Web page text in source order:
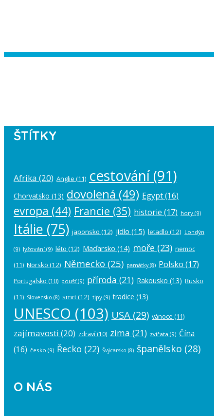
ŠTÍTKY
Afrika (20) Anglie (11) cestování(91)
Chorvatsko (13) dovolená (49) Egypt(16)
evropa (44) Francie (35) historie (17) hory (9)
Itálie (75) japonsko (12) jídlo (15) letadlo (12) Londýn
(9) lyžování (9) léto (12) Maďarsko (14) moře (23) nemoc
(11) Norsko (12) Německo (25) památky(8) Polsko (17)
Portugalsko (10) poušť(9) příroda (21) Rakousko (13) Rusko
(11) Slovensko (8) smrt(12) tipy (9) tradice (13)
UNESCO (103) USA (29) vánoce (11)
zajímavosti (20) zdraví (10) zima (21) zvířata (9) Čína
(16) česko (9) Řecko (22) Švýcarsko (8) španělsko (28)
O NÁS